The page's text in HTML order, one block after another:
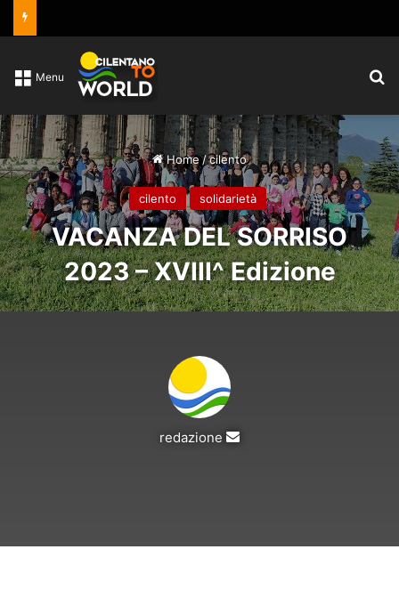
Menu
Home/cilento
cilento solidarietà
VACANZA DEL SORRISO
2023 – XVIII^ Edizione
redazione
Invia